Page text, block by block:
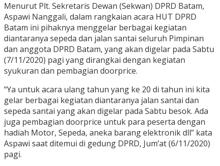
Menurut Plt. Sekretaris Dewan (Sekwan) DPRD Batam,
Aspawi Nanggali, dalam rangkaian acara HUT DPRD
Batam ini pihaknya menggelar berbagai kegiatan
diantaranya sepeda dan jalan santai seluruh Pimpinan
dan anggota DPRD Batam, yang akan digelar pada Sabtu
(7/11/2020) pagi yang dirangkai dengan kegiatan
syukuran dan pembagian doorprice.
“Ya untuk acara ulang tahun yang ke 20 di tahun ini kita
gelar berbagai kegiatan diantaranya jalan santai dan
sepeda santai yang akan digelar pada Sabtu besok. Ada
juga pembagian doorprice untuk para peserta dengan
hadiah Motor, Sepeda, aneka barang elektronik dll” kata
Aspawi saat ditemui di gedung DPRD, Jum’at (6/11/2020)
pagi.